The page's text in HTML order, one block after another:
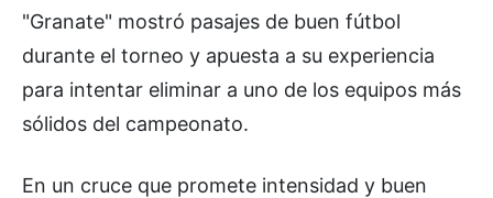
"Granate" mostró pasajes de buen fútbol
durante el torneo y apuesta a su experiencia
para intentar eliminar a uno de los equipos más
sólidos del campeonato.
En un cruce que promete intensidad y buen